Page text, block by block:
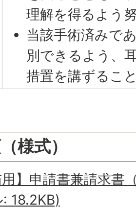
理解を得るよう
当該手術済みで
別できるよう、
措置を講ずるこ
様式）
用】申請書兼請求書
18.2KB)